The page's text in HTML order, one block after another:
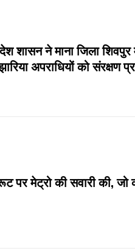
शासन ने माना जिला शिवपुर
अपराधियों को संरक्षण
पर मेट्रो की सवारी की, जो